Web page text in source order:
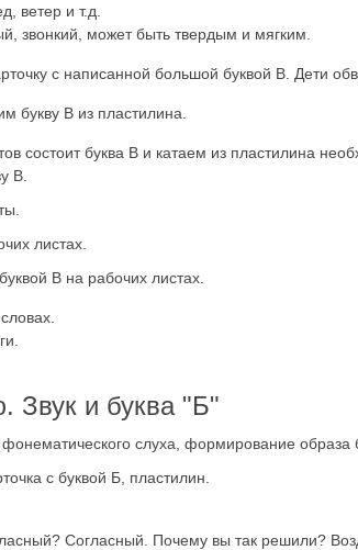
ветер и т.д.
звонкий, может быть твердым и мягким.
с написанной большой буквой В. Дети
букву В из пластилина.
состоит буква В и катаем из пластилина
В.
листах.
В на рабочих листах.
Звук и буква "Б"
фонематического слуха, формирование образа
с буквой Б, пластилин.
Согласный. Почему вы так решили?